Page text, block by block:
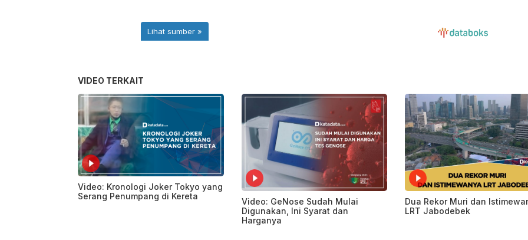
VIDEO TERKAIT
Video: Kronologi Joker Tokyo yang
Serang Penumpang di Kereta
Video: GeNose Sudah Mulai
Digunakan, Ini Syarat dan
Harganya
Dua Rekor Muri dan
LRT Jabodebek